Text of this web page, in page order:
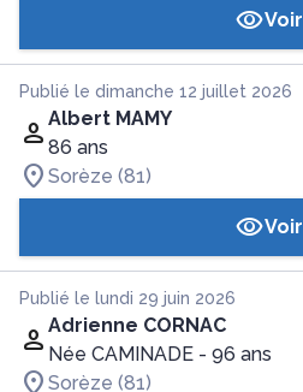
Voir
Publié le dimanche 12 juillet 2026
Albert MAMY
86 ans
Sorèze (81)
Voir
Publié le lundi 29 juin 2026
Adrienne CORNAC
Née CAMINADE - 96 ans
Sorèze (81)